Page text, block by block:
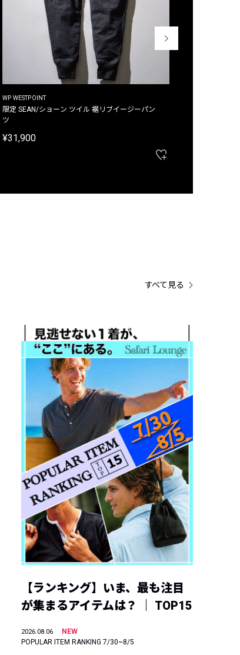
WP WESTPOINT
限定 SEAN/ショーン ツイル 裾リブイージーパン
ツ
¥31,900
すべて見る
【ランキング】いま、最も注目
が集まるアイテムは？ ｜ TOP15
2026.08.06
NEW
POPULAR ITEM RANKING 7/30~8/5